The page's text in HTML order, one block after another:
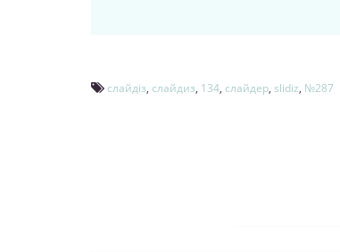
слайдіз, слайдиз, 134, слайдер, slidiz, №287